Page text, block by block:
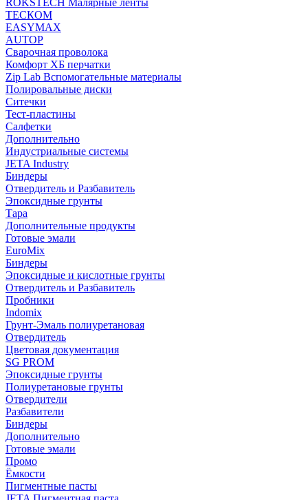
ROKSTECH Малярные ленты
ТЕСКОМ
EASYMAX
AUTOP
Сварочная проволока
Комфорт ХБ перчатки
Zip Lab Вспомогательные материалы
Полировальные диски
Ситечки
Тест-пластины
Салфетки
Дополнительно
Индустриальные системы
JETA Industry
Биндеры
Отвердитель и Разбавитель
Эпоксидные грунты
Тара
Дополнительные продукты
Готовые эмали
EuroMix
Биндеры
Эпоксидные и кислотные грунты
Отвердитель и Разбавитель
Пробники
Indomix
Грунт-Эмаль полиуретановая
Отвердитель
Цветовая документация
SG PROM
Эпоксидные грунты
Полиуретановые грунты
Отвердители
Разбавители
Биндеры
Дополнительно
Готовые эмали
Промо
Ёмкости
Пигментные пасты